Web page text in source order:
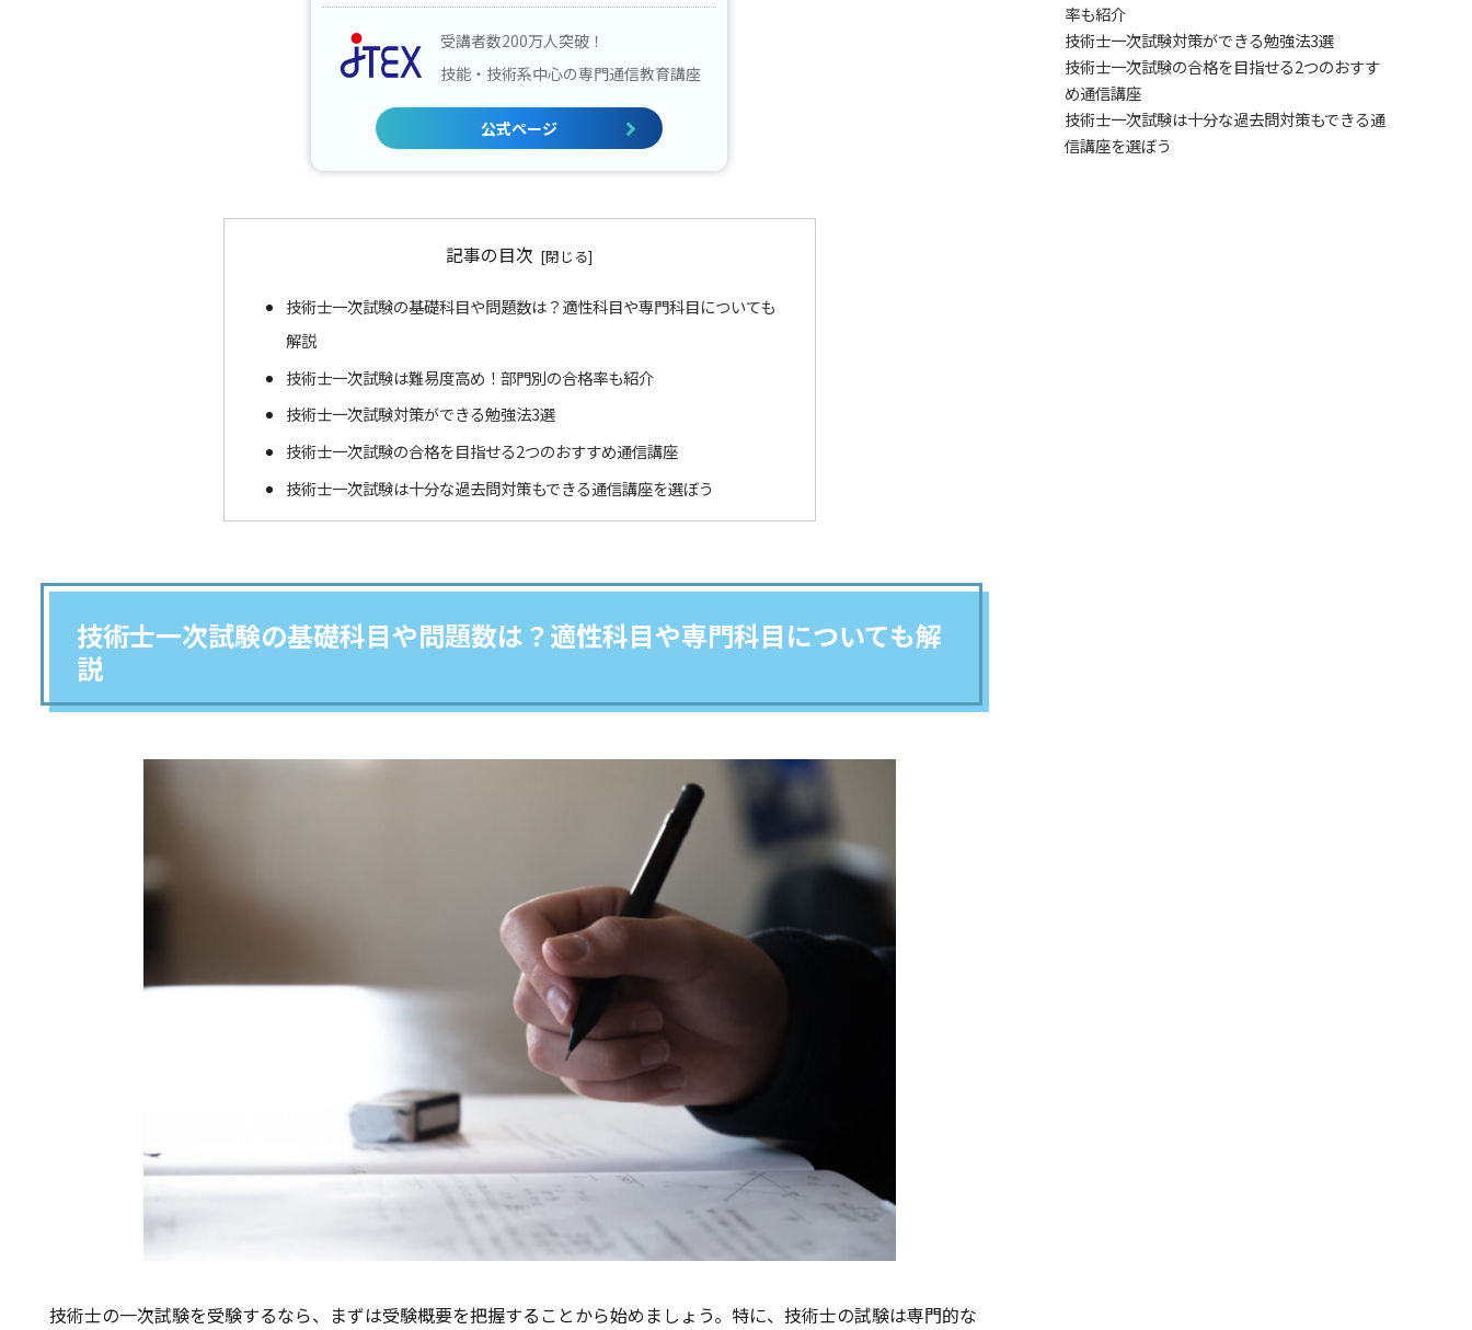
受講者数200万人突破！
技能・技術系中心の専門通信教育講座
公式ページ
記事の目次
技術士一次試験の基礎科目や問題数は？適性科目や専門科目についても
解説
技術士一次試験は難易度高め！部門別の合格率も紹介
技術士一次試験対策ができる勉強法3選
技術士一次試験の合格を目指せる2つのおすすめ通信講座
技術士一次試験は十分な過去問対策もできる通信講座を選ぼう
技術士一次試験の基礎科目や問題数は？適性科目や専門科目についても解
説
技術士の一次試験を受験するなら、まずは受験概要を把握することから始めましょう。特に、技術士の試験は専門的な
率も紹介
技術士一次試験対策ができる勉強法3選
技術士一次試験の合格を目指せる2つのおすす
め通信講座
技術士一次試験は十分な過去問対策もできる通
信講座を選ぼう